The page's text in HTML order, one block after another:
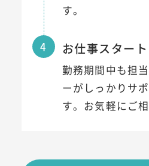
す。
4 お仕事スタート
勤務期間中も担
ーがしっかりサ
す。お気軽にご